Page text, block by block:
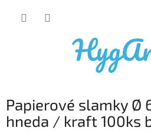
Papierové slamky Ø
hneda / kraft 100ks